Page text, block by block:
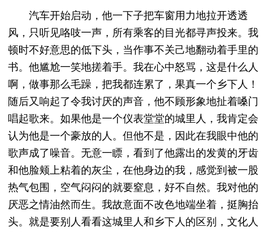
汽车开始启动，他一下子把车窗用力地拉开透透
风，只听见咯吱一声，所有乘客的目光都寻声投来。我
顿时不好意思的低下头，当作事不关己地翻动着手里的
书。他尴尬一笑地搓着手。我在心中怒骂，这是什么人
啊，做事那么毛躁，把我都连累了，果真一个乡下人！
随后又响起了令我讨厌的声音，他不顾形象地扯着嗓门
唱起歌来。如果他是一个仪表堂堂的城里人，我肯定会
认为他是一个豪放的人。但他不是，因此在我眼中他的
歌声成了噪音。无意一瞟，看到了他露出的发黄的牙齿
和他脸颊上粘着的灰尘，在他身边的我，感觉到被一股
热气包围，空气闷闷的就要窒息，好不自然。我对他的
厌恶之情油然而生。我故意面不改色地端坐着，挺胸抬
头。就是要别人看看这城里人和乡下人的区别，文化人